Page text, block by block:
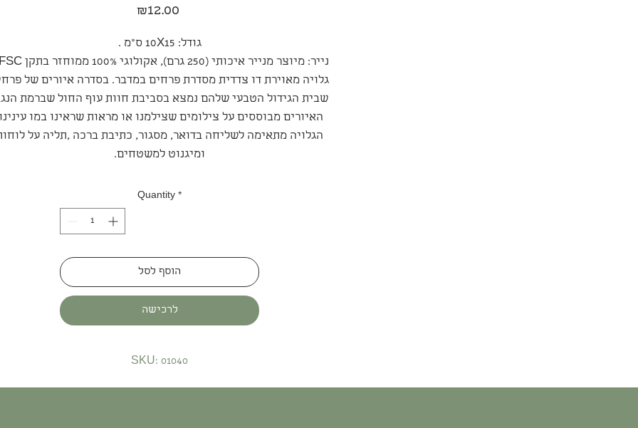
₪12.00Price
גודל: 10X15 ס"מ .
נייר: מיוצר מנייר איכותי (250 גרם), אקולוגי 100% ממוחזר בתקן FSC.
גלויה מאוירת דו צדדית מסדרת פרחים במדבר. בסדרה איורים של
שבית הגידול הטבעי שלהם נמצא בסביבת חוות עוף החול שברמת
האיורים מבוססים על צילומים שצילמנו או מראות שראינו במו
הגלויה מתאימה לשליחה בדואר, מסגור, כתיבת ברכה ,תליה על
ומיגנוט למשטחים.
Quantity *
הוסף לסל
לרכישה
SKU: 01040